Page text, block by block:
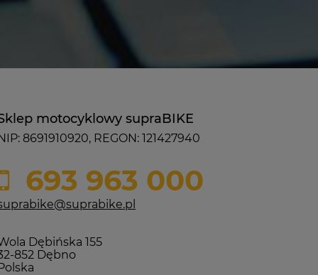
motocyklowy supraBIKE
8691910920, REGON: 121427940
693 963 000
Dębińska 155
852 Dębno